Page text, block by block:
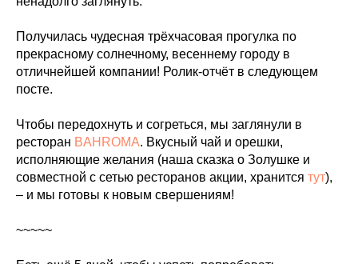
Получилась чудесная трёхчасовая прогулка по
прекрасному солнечному, весеннему городу в
отличнейшей компании! Ролик-отчёт в следующем
посте.
Чтобы передохнуть и согреться, мы заглянули в
ресторан BAHROMA. Вкусный чай и орешки,
исполняющие желания (наша сказка о Золушке и
совместной с сетью ресторанов акции, хранится тут),
– и мы готовы к новым свершениям!
~~~~~